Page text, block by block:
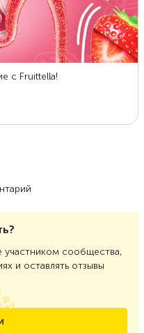
участником сообщества,
и оставлять отзывы